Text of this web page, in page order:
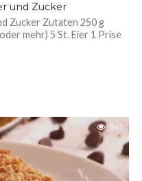
und Zucker
Zucker Zutaten 250 g
mehr) 5 St. Eier 1 Prise
541